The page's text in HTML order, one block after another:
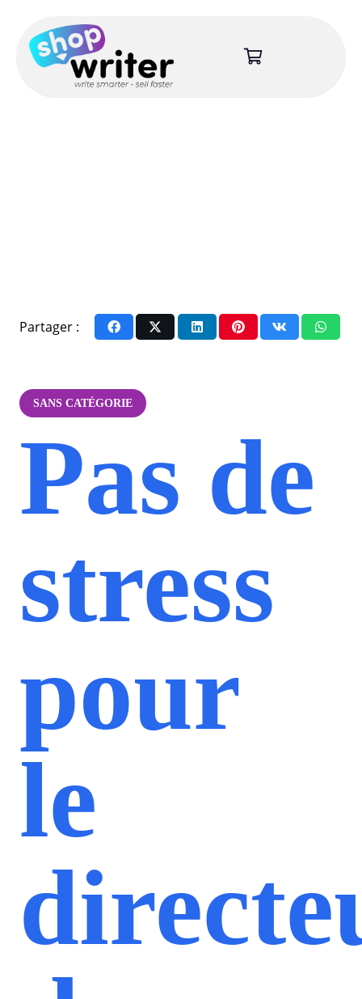
Partager :
SANS CATÉGORIE
Pas de
stress
pour
le